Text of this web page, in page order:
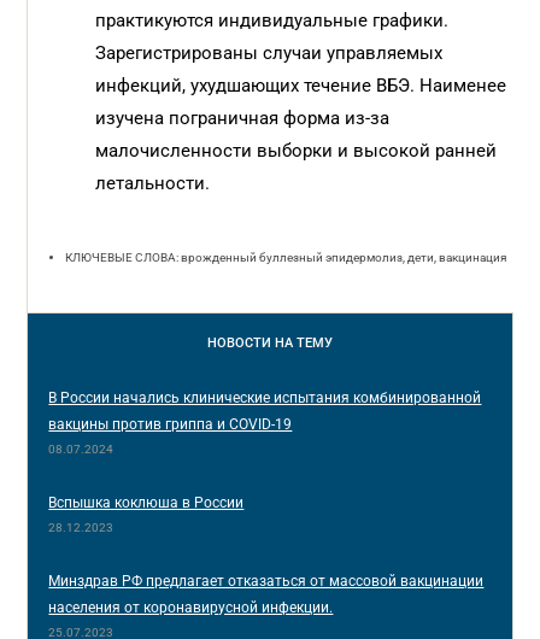
практикуются индивидуальные графики.
Зарегистрированы случаи управляемых
инфекций, ухудшающих течение ВБЭ. Наименее
изучена пограничная форма из-за
малочисленности выборки и высокой ранней
летальности.
КЛЮЧЕВЫЕ СЛОВА: врожденный буллезный эпидермолиз, дети, вакцинация
НОВОСТИ НА ТЕМУ
В России начались клинические испытания комбинированной
вакцины против гриппа и COVID-19
08.07.2024
Вспышка коклюша в России
28.12.2023
Минздрав РФ предлагает отказаться от массовой вакцинации
населения от коронавирусной инфекции.
25.07.2023